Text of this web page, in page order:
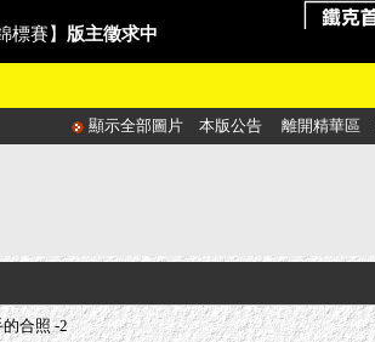
標賽】 版主徵求中
顯示全部圖片 本版公告 離開精華區
合照 -2